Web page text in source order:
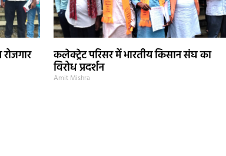
कलेक्ट्रेट परिसर में भारतीय किसान संघ का
विरोध प्रदर्शन
Amit Mishra